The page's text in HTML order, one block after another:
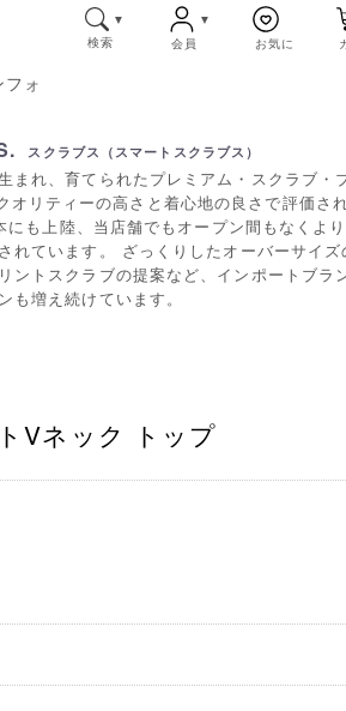
検索 会員 お気に
フォ
スクラブス（スマートスクラブス）
まれ、育てられたプレミアム・スクラブ・
リティーの高さと着心地の良さで評価さ
も上陸、当店舗でもオープン間もなくよ
れています。 ざっくりしたオーバーサイズ
ントスクラブの提案など、インポートブラ
も増え続けています。
Vネック トップ